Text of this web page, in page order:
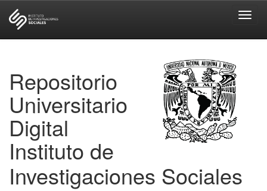
Repositorio
Universitario
Digital
Instituto de
Investigaciones Sociales